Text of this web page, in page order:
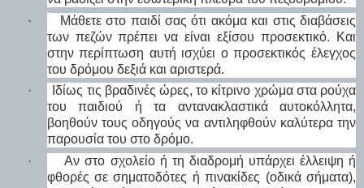
·
Μάθετε στο παιδί σας ότι ακόμα και στις διαβάσεις
των πεζών πρέπει να είναι εξίσου προσεκτικό. Και
στην περίπτωση αυτή ισχύει ο προσεκτικός έλεγχος
του δρόμου δεξιά και αριστερά.
·
Ιδίως τις βραδινές ώρες, το κίτρινο χρώμα στα ρούχα
του παιδιού ή τα αντανακλαστικά αυτοκόλλητα,
βοηθούν τους οδηγούς να αντιληφθούν καλύτερα την
παρουσία του στο δρόμο.
·
Αν στο σχολείο ή τη διαδρομή υπάρχει έλλειψη ή
φθορές σε σηματοδότες ή πινακίδες (οδικά σήματα),